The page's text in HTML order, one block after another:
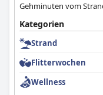
Gehminuten vom
Kategorien
Strand
Flitterwochen
Wellness